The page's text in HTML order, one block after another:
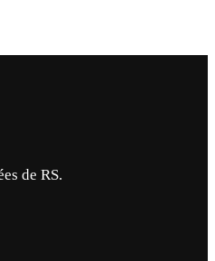
de RS.